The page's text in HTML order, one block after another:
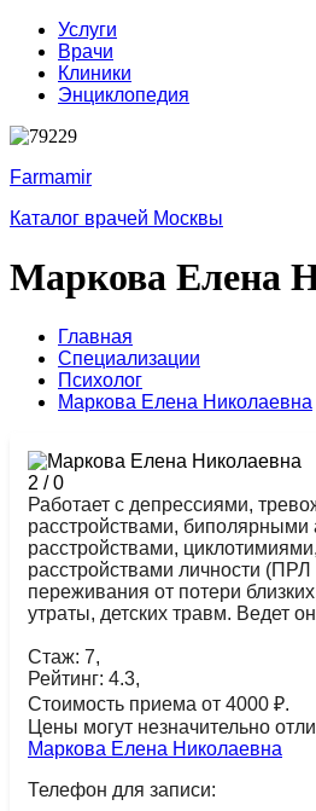
Услуги
Врачи
Клиники
Энциклопедия
Farmamir
Каталог врачей Москвы
Маркова Елена
Главная
Специализации
Психолог
Маркова Елена Николаевна
2 /0
Работает с депрессиями,
расстройствами,
расстройствами,
расстройствами личности
переживания от потери
утраты, детских травм. Ведет
Стаж: 7,
Рейтинг: 4.3,
Стоимость приема от 4000 ₽.
Цены могут незначительно
Маркова Елена Николаевна
Телефон для записи: